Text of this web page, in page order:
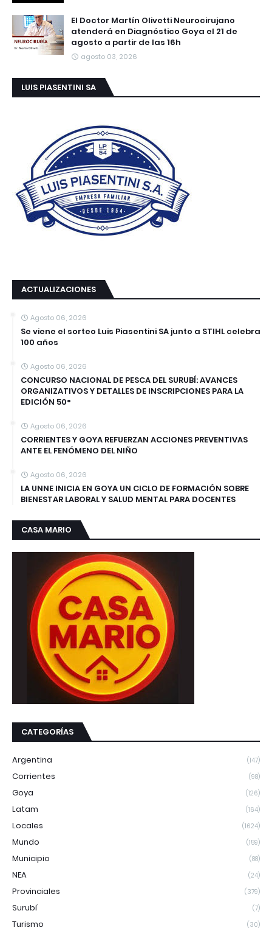
El Doctor Martín Olivetti Neurocirujano
atenderá en Diagnóstico Goya el 21 de
agosto a partir de las 16h
agosto 03, 2026
LUIS PIASENTINI SA
ACTUALIZACIONES
Agosto 06, 2026
Se viene el sorteo Luis Piasentini SA junto a STIHL celebra
100 años
Agosto 06, 2026
CONCURSO NACIONAL DE PESCA DEL SURUBÍ: AVANCES
ORGANIZATIVOS Y DETALLES DE INSCRIPCIONES PARA LA
EDICIÓN 50°
Agosto 06, 2026
CORRIENTES Y GOYA REFUERZAN ACCIONES PREVENTIVAS
ANTE EL FENÓMENO DEL NIÑO
Agosto 06, 2026
LA UNNE INICIA EN GOYA UN CICLO DE FORMACIÓN SOBRE
BIENESTAR LABORAL Y SALUD MENTAL PARA DOCENTES
CASA MARIO
CATEGORÍAS
Argentina (147)
Corrientes (98)
Goya (126)
Latam (164)
Locales (1624)
Mundo (159)
Municipio (88)
NEA (24)
Provinciales (379)
Surubí (7)
Turismo (30)